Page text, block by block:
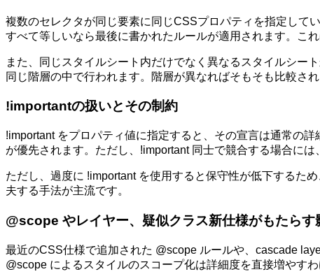
複数のセレクタが同じ要素に同じCSSプロパティを指定して
すべて等しいなら最後に書かれたルールが適用されます。こ
また、同じスタイルシート内だけでなく異なるスタイルシー
同じ階層の中で行われます。階層が異なればそもそも比較され
!importantの扱いとその制約
!important をプロパティ値に指定すると、その宣言は通常の
が優先されます。ただし、!important 同士で競合する場合に
ただし、過度に !important を使用すると保守性が低下するた
夫する手法が主流です。
@scope やレイヤー、疑似クラス新仕様がもたらす
最近のCSS仕様で追加された @scope ルールや、cascade
@scope によるスタイルのスコープ化は詳細度を直接増やす